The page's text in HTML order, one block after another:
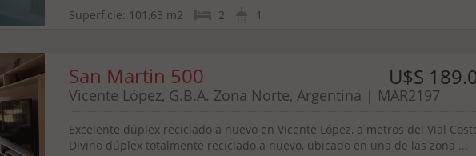
Superficie: 101,63 m2 2 1
San Martin 500 U$S
Vicente López, G.B.A. Zona Norte, Argentina | MAR2197
Excelente dúplex reciclado a nuevo en Vicente López, a metros del Vial
Divino dúplex totalmente reciclado a nuevo, ubicado en una de las zona ...